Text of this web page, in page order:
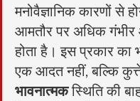
मनोवैज्ञानिक कारणों से
आमतौर पर अधिक
होता है। इस प्रकार का
एक आदत नहीं, बल्कि
भावनात्मक स्थिति की